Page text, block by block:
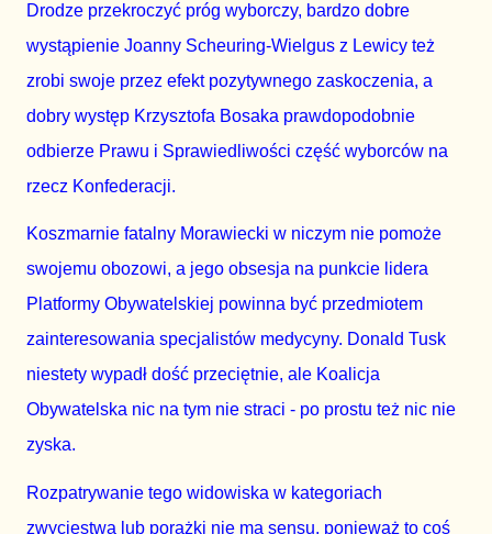
Drodze przekroczyć próg wyborczy, bardzo dobre
wystąpienie Joanny Scheuring-Wielgus z Lewicy też
zrobi swoje przez efekt pozytywnego zaskoczenia, a
dobry występ Krzysztofa Bosaka prawdopodobnie
odbierze Prawu i Sprawiedliwości część wyborców na
rzecz Konfederacji.
Koszmarnie fatalny Morawiecki w niczym nie pomoże
swojemu obozowi, a jego obsesja na punkcie lidera
Platformy Obywatelskiej powinna być przedmiotem
zainteresowania specjalistów medycyny. Donald Tusk
niestety wypadł dość przeciętnie, ale Koalicja
Obywatelska nic na tym nie straci - po prostu też nic nie
zyska.
Rozpatrywanie tego widowiska w kategoriach
zwycięstwa lub porażki nie ma sensu, ponieważ to coś